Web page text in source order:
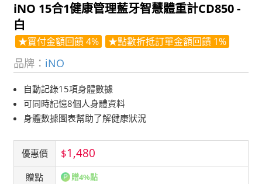
iNO 15合1健康管理藍牙智慧體重計CD850 -
白
★實付金額回饋 4% ★點數折抵訂單金額回饋 1%
品牌： iNO
自動記錄15項身體數據
可同時記憶8個人身體資料
身體數據圖表幫助了解健康狀況
優惠價 $1,480
贈點 贈4%點